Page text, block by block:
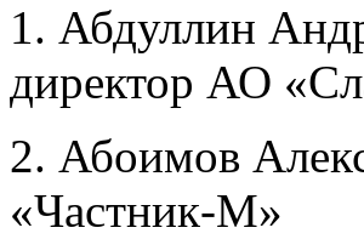
1. Абдуллин
директор АО
2. Абоимов
«Частник-М»